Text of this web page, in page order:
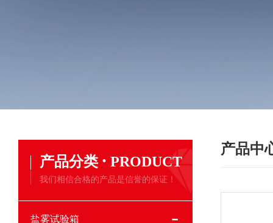
产品分类 · PRODUCT
我们相信合格的产品是信誉的保证！
盐雾试验箱
产品中